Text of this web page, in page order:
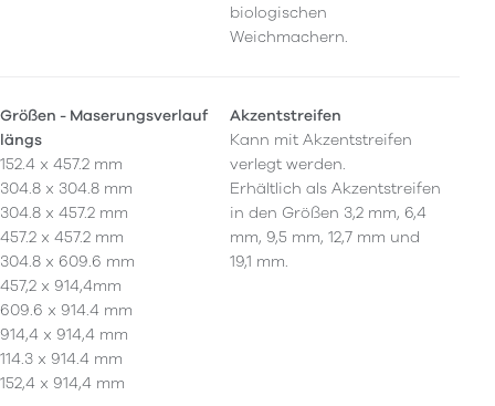
biologischen
Weichmachern.
Größen - Maserungsverlauf
längs
152.4 x 457.2 mm
304.8 x 304.8 mm
304.8 x 457.2 mm
457.2 x 457.2 mm
304.8 x 609.6 mm
457,2 x 914,4mm
609.6 x 914.4 mm
914,4 x 914,4 mm
114.3 x 914.4 mm
152,4 x 914,4 mm
Akzentstreifen
Kann mit Akzentstreifen
verlegt werden.
Erhältlich als Akzentstreifen
in den Größen 3,2 mm, 6,4
mm, 9,5 mm, 12,7 mm und
19,1 mm.